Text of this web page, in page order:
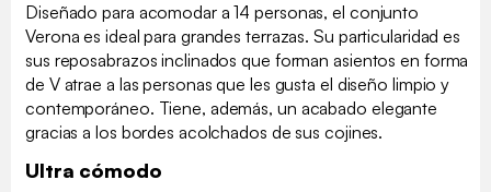
Diseñado para acomodar a 14 personas, el conjunto
Verona es ideal para grandes terrazas. Su particularidad es
sus reposabrazos inclinados que forman asientos en forma
de V atrae a las personas que les gusta el diseño limpio y
contemporáneo. Tiene, además, un acabado elegante
gracias a los bordes acolchados de sus cojines.
Ultra cómodo